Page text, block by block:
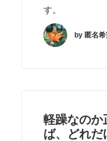
す。
by 匿名
軽躁なのか
ば、どれだ